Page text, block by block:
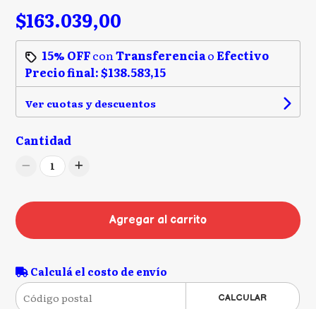
$163.039,00
15% OFFconTransferenciao Efectivo
Precio final:$138.583,15
Ver cuotas y descuentos
Cantidad
1
Agregar al carrito
Calculá el costo de envío
CALCULAR